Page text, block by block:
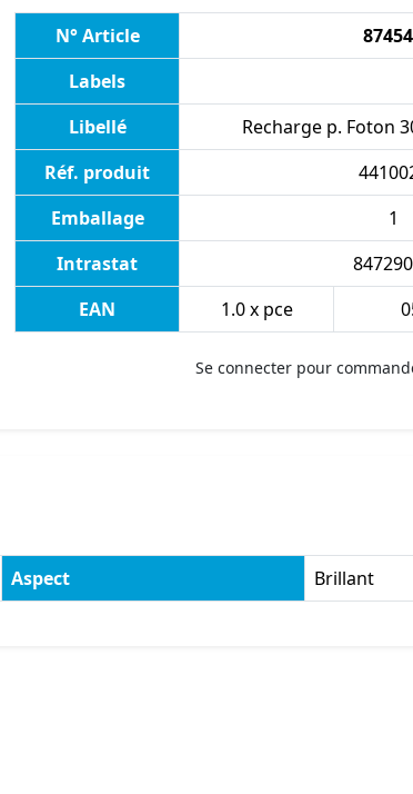
N° Article
Labels
Libellé
Recharge p. Foton
Réf. produit
Emballage
1
Intrastat
EAN
1.0 x pce
Se connecter pour
Aspect Brillant